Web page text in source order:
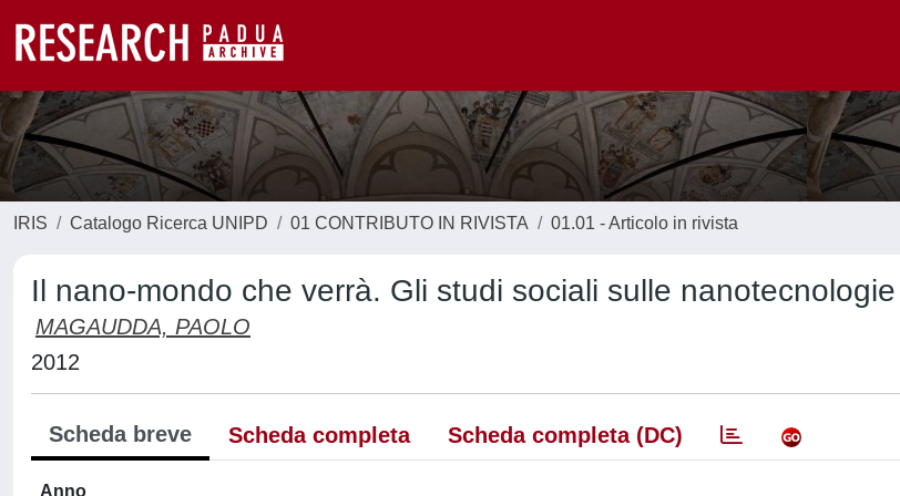
IRIS Catalogo Ricerca UNIPD 01 CONTRIBUTO IN RIVISTA 01.01 - Articolo in rivista
Il nano-mondo che verrà. Gli studi sociali sulle nanotecnologie
MAGAUDDA, PAOLO
2012
Scheda breve Scheda completa Scheda completa (DC)
Anno